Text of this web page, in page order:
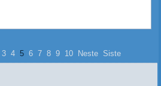
3 4 5 6 7 8 9 10 Neste Siste